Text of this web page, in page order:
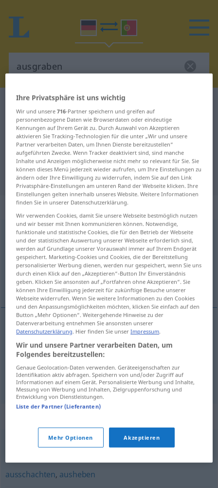
Deutsch-Portugiesisch Wörterbuch
Deutsch-Portugiesisch
Übersetzung für "ausgraben"
"ausgraben" Portugiesisch
Übersetzung
„ausgraben“
ausgraben
Übersicht aller Übersetzungen
(Für mehr Details die Übersetzung anklicken/antippen)
desenterrar, exumar, escavar
desenterrar ausgraben
exumar ausgrabenLeiche
escavar ausgrabenRuinen
(wieder) auskramen (ugs.)
ausschachten, ausheben
Ihre Privatsphäre ist uns wichtig
Wir und unsere716-Partner speichern und greifen auf
personenbezogene Daten wie Browserdaten oder eindeutige
Kennungen auf Ihrem Gerät zu. Durch Auswahl von Akzeptieren
aktivieren Sie Tracking-Technologien für die unter „Wir und unsere
Partner verarbeiten Daten, um Ihnen Dienste bereitzustellen“
aufgeführten Zwecke. Wenn Tracker deaktiviert sind, sind manche
Inhalte und Anzeigen möglicherweise nicht mehr so relevant für Sie. Sie
können dieses Menü jederzeit wieder aufrufen, um Ihre Einstellungen zu
ändern oder Ihre Einwilligung zu widerrufen, indem Sie auf den Link
Privatsphäre-Einstellungen am unteren Rand der Webseite klicken. Ihre
Einstellungen gelten innerhalb unseres Website. Weitere Informationen
finden Sie in unserer Datenschutzerklärung.
Wir verwenden Cookies, damit Sie unsere Webseite bestmöglich nutzen
und wir besser mit Ihnen kommunizieren können. Notwendige,
funktionale und statistische Cookies, die für den Betrieb der Webseite
und der statistischen Auswertung unserer Webseite erforderlich sind,
werden auf Grundlage unserer Vorauswahl immer auf Ihrem Endgerät
gespeichert. Marketing-Cookies und Cookies, die der Bereitstellung
personalisierter Werbung dienen, werden nur gespeichert, wenn Sie uns
durch einen Klick auf den „Akzeptieren“-Button Ihr Einverständnis
geben. Klicken Sie ansonsten auf „Fortfahren ohne Akzeptieren“. Sie
können Ihre Einwilligung jederzeit für zukünftige Besuche unserer
Webseite widerrufen. Wenn Sie weitere Informationen zu den Cookies
und den Anpassungsmöglichkeiten möchten, klicken Sie einfach auf den
Button „Mehr Optionen“. Weitergehende Hinweise zu der
Datenverarbeitung entnehmen Sie ansonsten unserer
Datenschutzerklärung. Hier finden Sie unserImpressum.
Wir und unsere Partner verarbeiten Daten, um
Folgendes bereitzustellen:
Genaue Geolocation-Daten verwenden. Geräteeigenschaften zur
Identifikation aktiv abfragen. Speichern von und/oder Zugriff auf
Informationen auf einem Gerät. Personalisierte Werbung und Inhalte,
Messung von Werbung und Inhalten, Zielgruppenforschung und
Entwicklung von Dienstleistungen.
Liste der Partner (Lieferanten)
Mehr Optionen Akzeptieren